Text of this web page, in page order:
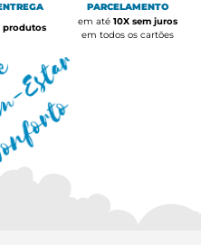
produtos
PARCELAMENTO
em até 10X sem juros
em todos os cartões